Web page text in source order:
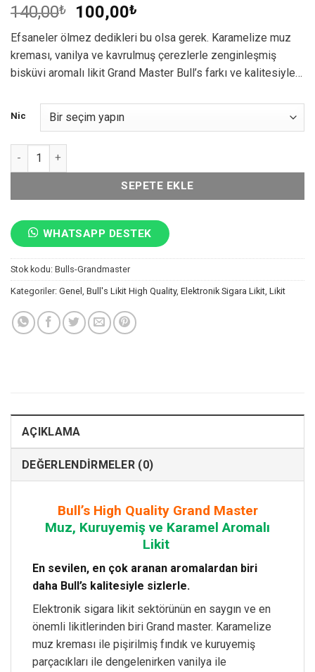
140,00₺
Orijinal
fiyat:
140,00₺.
100,00₺
andaki
fiyat:
100,00₺.
Efsaneler ölmez dedikleri bu olsa gerek. Karamelize muz
kreması, vanilya ve kavrulmuş çerezlerle zenginleşmiş
bisküvi aromalı likit Grand Master Bull’s farkı ve kalitesiyle…
Nic
Grand Master Likit Bull's adet
SEPETE EKLE
WHATSAPP DESTEK
Stok kodu: Bulls-Grandmaster
Kategoriler: Genel Bull's Likit High Quality, Elektronik Sigara Likit Likit
AÇIKLAMA
DEĞERLENDIRMELER (0)
Bull’s High Quality Grand Master
Muz, Kuruyemiş ve Karamel Aromalı
Likit
En sevilen, en çok aranan aromalardan biri
daha Bull’s kalitesiyle sizlerle.
Elektronik sigara likit sektörünün en saygın ve en
önemli likitlerinden biri Grand master. Karamelize
muz kreması ile pişirilmiş fındık ve kuruyemiş
parçacıkları ile dengelenirken vanilya ile